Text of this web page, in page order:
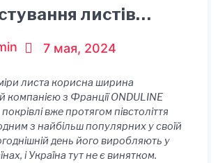
листів
7 мая, 2024
листа корисна ширина
компанією з Франції ONDULINE
вже протягом півстоліття
з найбільш популярних у своїй
день його виробляють у
і Україна тут не є винятком.